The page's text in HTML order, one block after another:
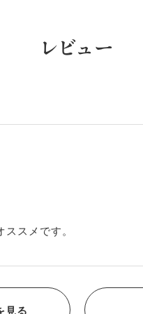
レビュー
スメです。
見る